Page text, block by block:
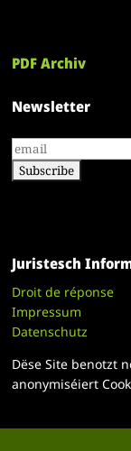
PDF Archiv
Newsletter
Juristesch
Droit de réponse
Impressum
Datenschutz
Dëse Site benotzt
anonymiséiert